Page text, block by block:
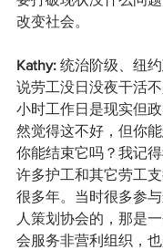
改变社会。
Kathy: 统治阶级、纽
说劳工没日没夜干活
小时工作日是现实但
然觉得这不好，但你
你能结束它吗？我记
许多护工和其它劳工
很多年。当时很多参
人策划协会的，那是
会服务非营利组织，